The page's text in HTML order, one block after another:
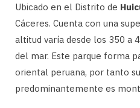
Ubicado en el Distrito de
Cáceres. Cuenta con una
altitud varía desde los 350 a
del mar. Este parque forma
oriental peruana, por tanto
predominantemente es